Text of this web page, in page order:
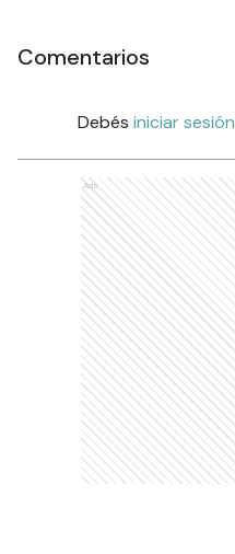
Comentarios
Debés iniciar sesión
Ads